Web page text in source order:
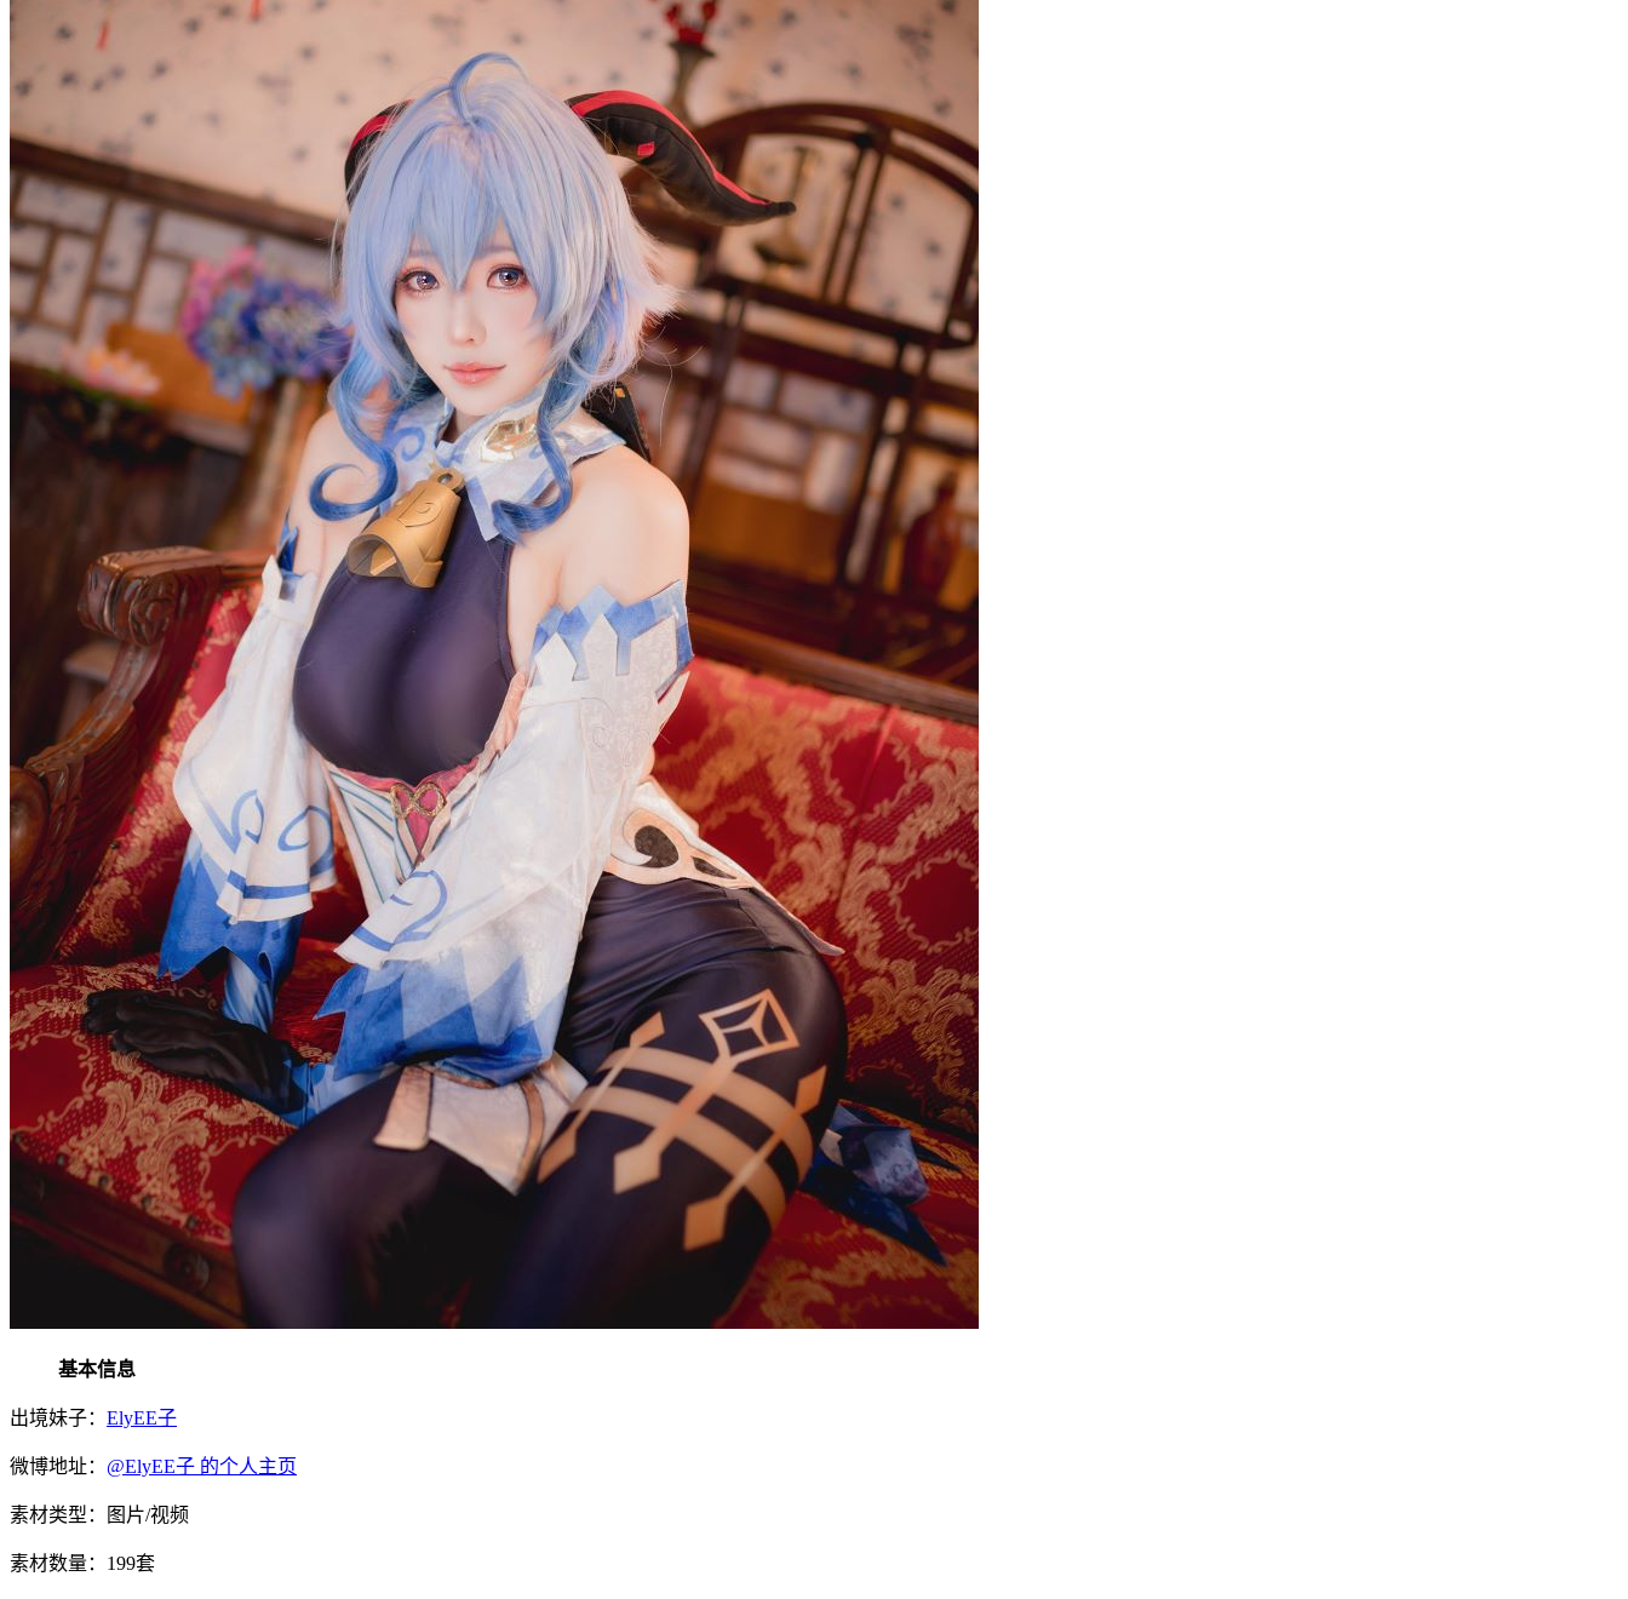
基本信息
出境妹子： ElyEE子
微博地址： @ElyEE子 的个人主页
素材类型：图片/视频
素材数量：199套